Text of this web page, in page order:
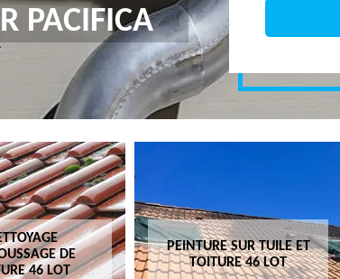
PACIFICA
DE
46 LOT
PEINTURE SUR TUILE ET
TOITURE 46 LOT